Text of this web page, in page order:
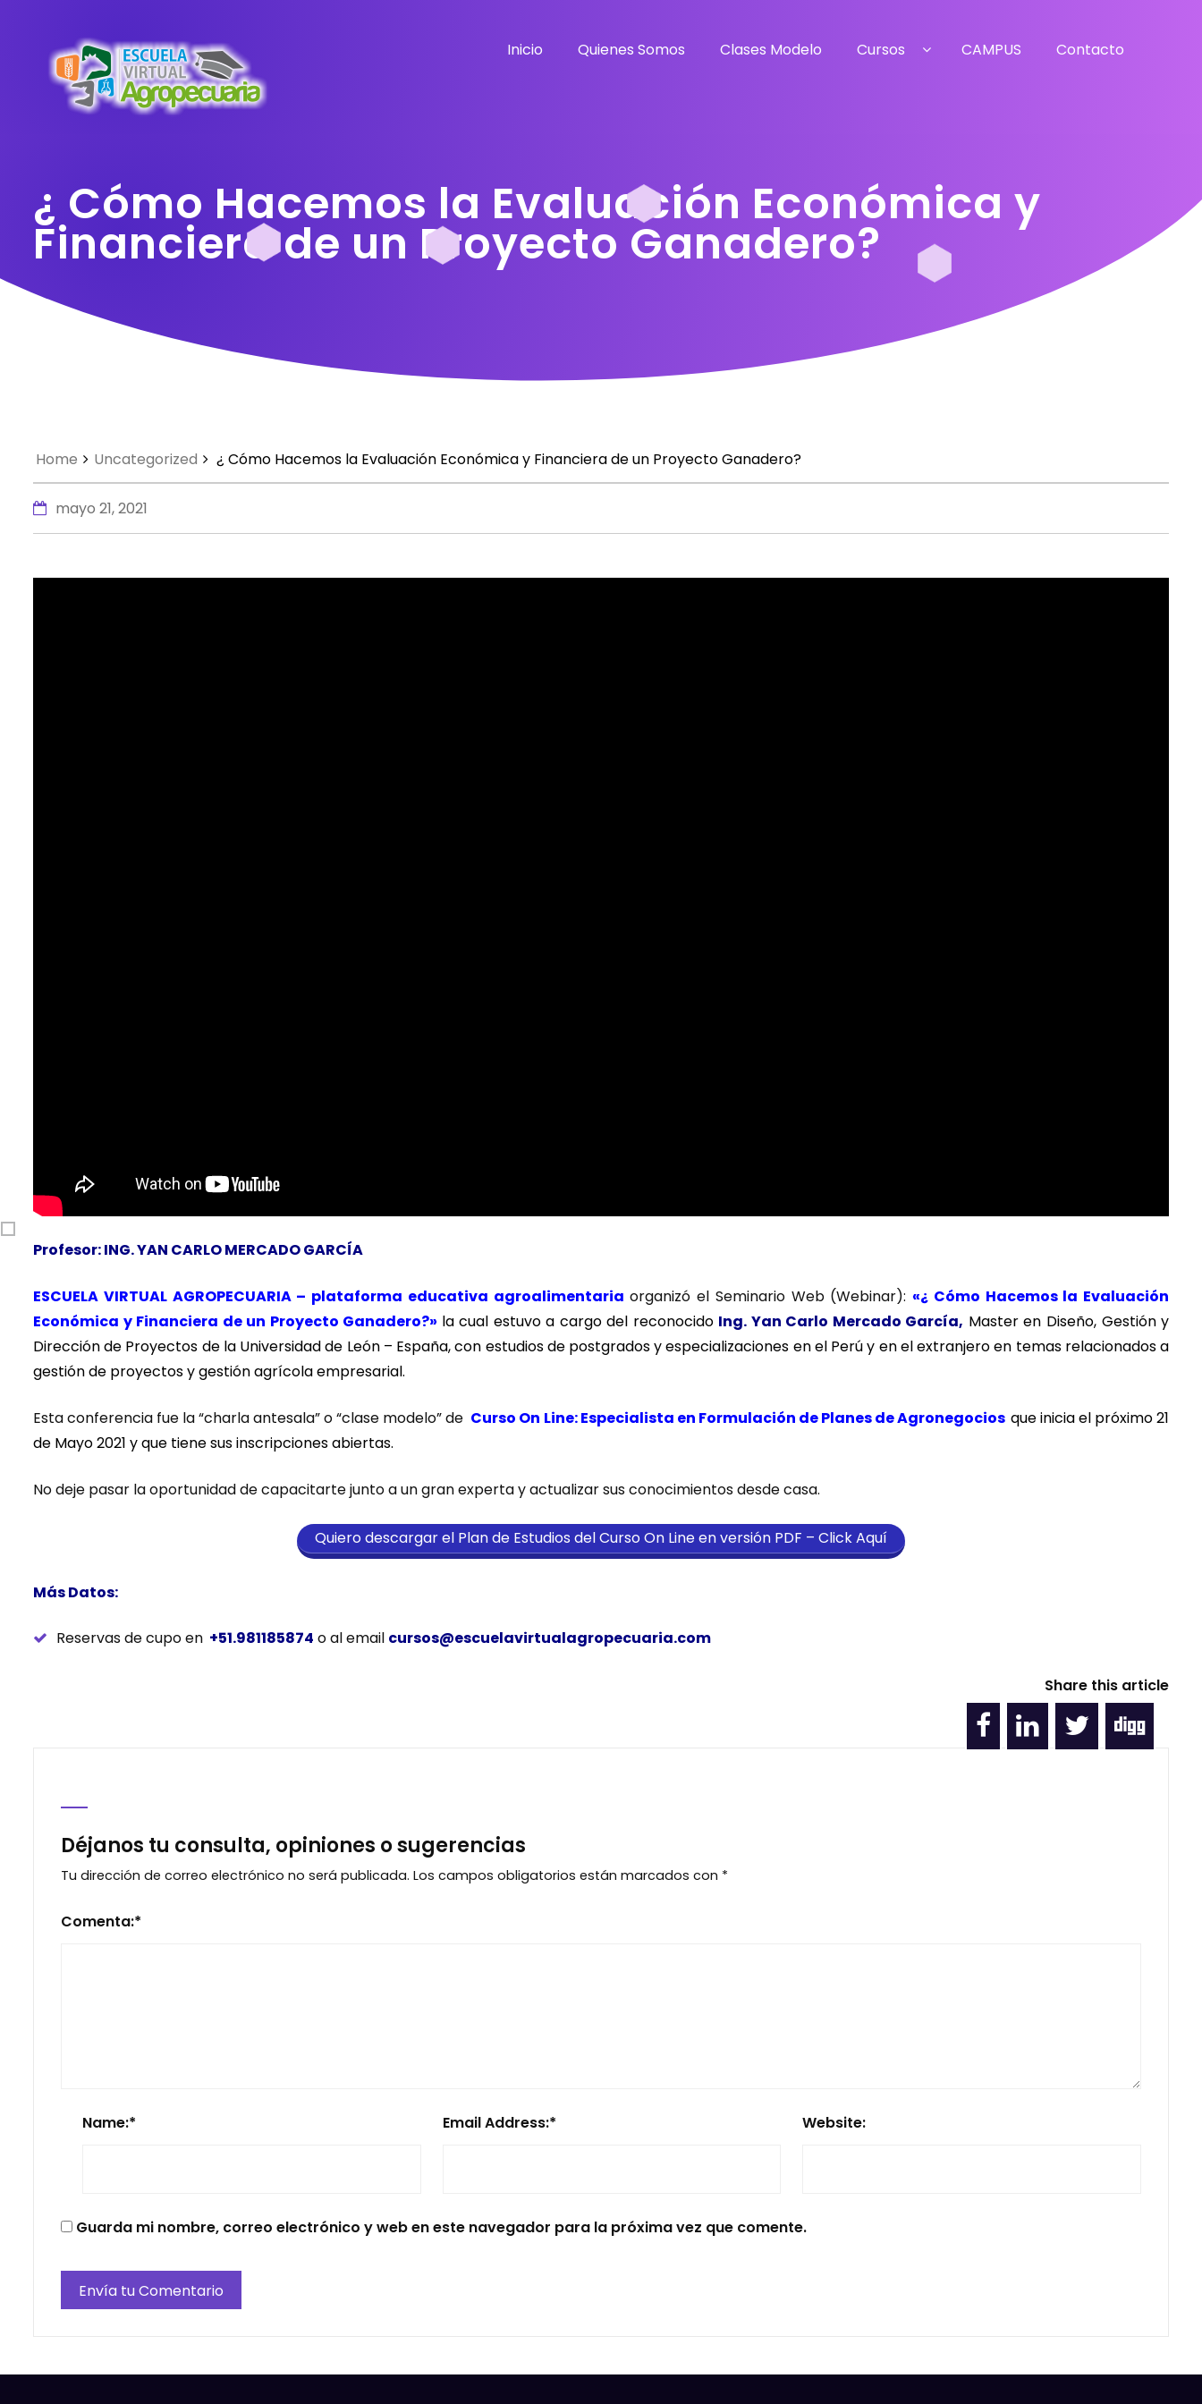
Inicio Quienes Somos Clases Modelo Cursos CAMPUS Contacto
¿ Cómo Hacemos la Evaluación Económica y
Financiera de un Proyecto Ganadero?
Home Uncategorized ¿ Cómo Hacemos la Evaluación Económica y Financiera de un Proyecto Ganadero?
mayo 21, 2021
Profesor: ING. YAN CARLO MERCADO GARCÍA
ESCUELA VIRTUAL AGROPECUARIA – plataforma educativa agroalimentaria organizó el Seminario Web (Webinar): «¿ Cómo Hacemos la Evaluación
Económica y Financiera de un Proyecto Ganadero?» la cual estuvo a cargo del reconocido Ing. Yan Carlo Mercado García, Master en Diseño, Gestión y
Dirección de Proyectos de la Universidad de León – España, con estudios de postgrados y especializaciones en el Perú y en el extranjero en temas relacionados a
gestión de proyectos y gestión agrícola empresarial.
Esta conferencia fue la “charla antesala” o “clase modelo” de Curso On Line: Especialista en Formulación de Planes de Agronegocios que inicia el próximo 21
de Mayo 2021 y que tiene sus inscripciones abiertas.
No deje pasar la oportunidad de capacitarte junto a un gran experta y actualizar sus conocimientos desde casa.
Quiero descargar el Plan de Estudios del Curso On Line en versión PDF – Click Aquí
Más Datos:
Reservas de cupo en +51.981185874 o al email cursos@escuelavirtualagropecuaria.com
Share this article
Déjanos tu consulta, opiniones o sugerencias
Tu dirección de correo electrónico no será publicada. Los campos obligatorios están marcados con *
Comenta:*
Name:* Email Address:* Website:
Guarda mi nombre, correo electrónico y web en este navegador para la próxima vez que comente.